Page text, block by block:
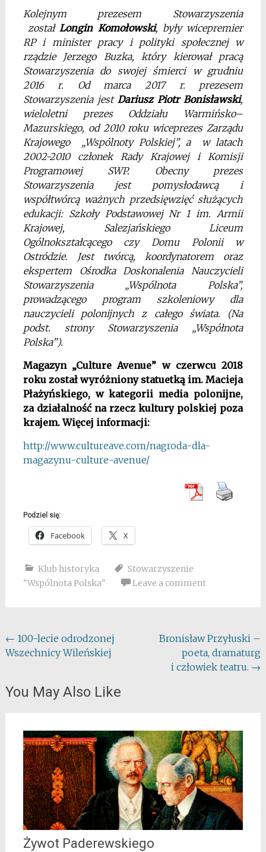
Kolejnym prezesem Stowarzyszenia
zostałLongin Komołowski, były wicepremier
RP i minister pracy i polityki społecznej w
rządzie Jerzego Buzka, który kierował pracą
Stowarzyszenia do swojej śmierci w grudniu
2016 r. Od marca 2017 r. prezesem
Stowarzyszenia jest Dariusz Piotr Bonisławski,
wieloletni prezes Oddziału Warmińsko–
Mazurskiego, od 2010 roku wiceprezes Zarządu
Krajowego „Wspólnoty Polskiej”, a w latach
2002-2010 członek Rady Krajowej i Komisji
Programowej SWP. Obecny prezes
Stowarzyszenia jest pomysłodawcą i
współtwórcą ważnych przedsięwzięć służących
edukacji: Szkoły Podstawowej Nr 1 im. Armii
Krajowej, Salezjańskiego Liceum
Ogólnokształcącego czy Domu Polonii w
Ostródzie. Jest twórcą, koordynatorem oraz
ekspertem Ośrodka Doskonalenia Nauczycieli
Stowarzyszenia „Wspólnota Polska”,
prowadzącego program szkoleniowy dla
nauczycieli polonijnych z całego świata. (Na
podst. strony Stowarzyszenia „Współnota
Polska”).
Magazyn „Culture Avenue” w czerwcu 2018
roku został wyróżniony statuetką im. Macieja
Płażyńskiego, w kategorii media polonijne,
za działalność na rzecz kultury polskiej poza
krajem. Więcej informacji:
http://www.cultureave.com/nagroda-dla-
magazynu-culture-avenue/
Podziel się:
Facebook X
Klub historyka
Stowarzyszenie
"Wspólnota Polska"
Leave a comment
Post
navigation
← 100-lecie odrodzonej
Wszechnicy Wileńskiej
Bronisław Przyłuski –
poeta, dramaturg
i człowiek teatru. →
You May Also Like
Żywot Paderewskiego